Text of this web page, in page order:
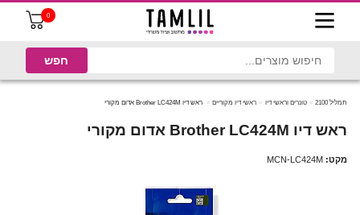
0
תמליל 2100 טונרים וראשי דיו ראשי דיו מקוריים ראש דיו Brother LC424M אדום מקורי
ראש דיו Brother LC424M אדום מקורי
מקט: MCN-LC424M